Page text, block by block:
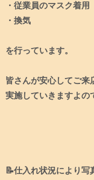
・従業員のマスク着用⁠
・換気⁠
を行っています。⁠
皆さんが安心してご来
実施していきますよの
📝仕入れ状況により写